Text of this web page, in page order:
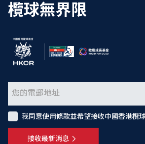
欖球無界限
接收最新消息
我同意使用條款並希望接收中國香港欖